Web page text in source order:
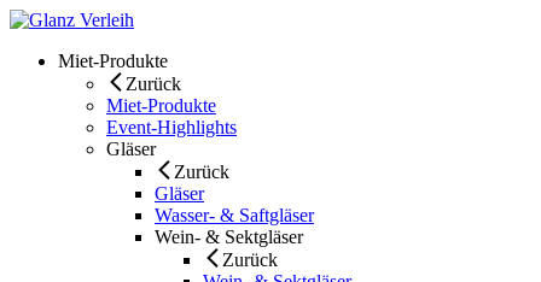
Skip
contentMiet-Produkte
Zurück
Miet-Produkte
Event-Highlights
Gläser
Zurück
Gläser
Wasser- & Saftgläser
Wein- & Sektgläser
Zurück